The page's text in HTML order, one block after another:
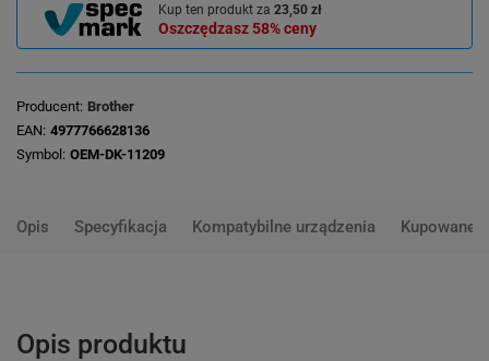
Kup ten produkt za 23,50 zł
Oszczędzasz58%ceny
Producent Brother
EAN 4977766628136
Symbol OEM-DK-11209
Opis Specyfikacja Kompatybilne urządzenia Kupowane
Opis produktu